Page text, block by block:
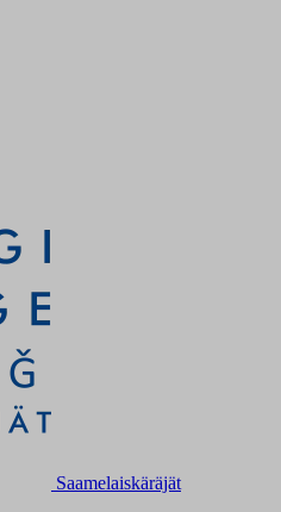
Saamelaiskäräjät